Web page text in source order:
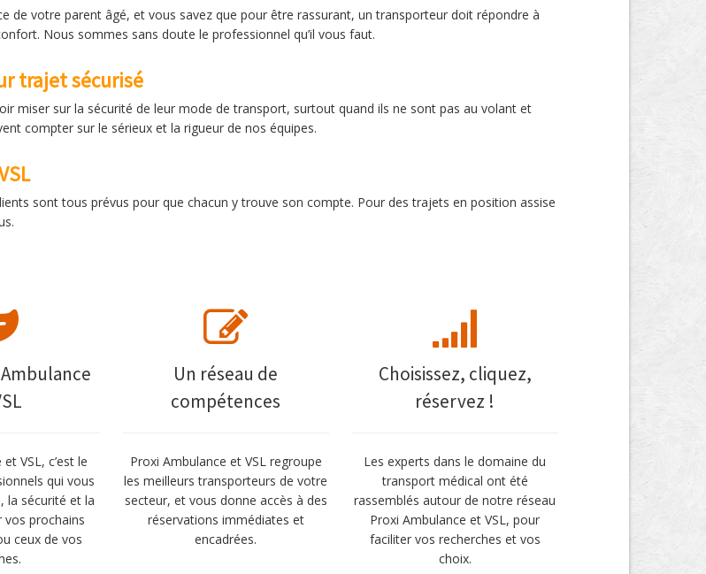
de votre parent âgé, et vous savez que pour être rassurant, un transporteur doit répondre à
Nous sommes sans doute le professionnel qu’il vous faut.
trajet sécurisé
miser sur la sécurité de leur mode de transport, surtout quand ils ne sont pas au volant et
compter sur le sérieux et la rigueur de nos équipes.
sont tous prévus pour que chacun y trouve son compte. Pour des trajets en position assise
VSL, c’est le
qui vous
la sécurité et la
prochains
ceux de vos
Un réseau de
compétences
Proxi Ambulance et VSL regroupe
les meilleurs transporteurs de votre
secteur, et vous donne accès à des
réservations immédiates et
encadrées.
Choisissez, cliquez,
réservez !
Les experts dans le domaine du
transport médical ont été
rassemblés autour de notre réseau
Proxi Ambulance et VSL, pour
faciliter vos recherches et vos
choix.